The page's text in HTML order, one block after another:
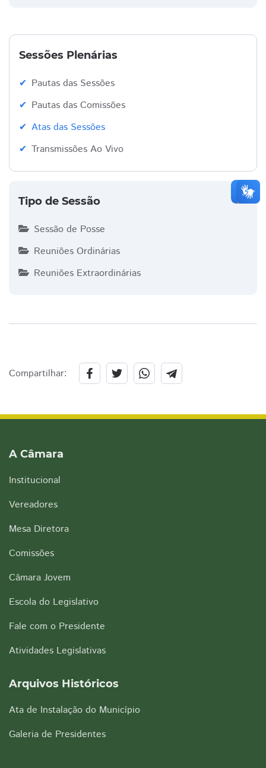
Sessões Plenárias
Pautas das Sessões
Pautas das Comissões
Atas das Sessões
Transmissões Ao Vivo
Tipo de Sessão
Sessão de Posse
Reuniões Ordinárias
Reuniões Extraordinárias
Compartilhar:
A Câmara
Institucional
Vereadores
Mesa Diretora
Comissões
Câmara Jovem
Escola do Legislativo
Fale com o Presidente
Atividades Legislativas
Arquivos Históricos
Ata de Instalação do Município
Galeria de Presidentes